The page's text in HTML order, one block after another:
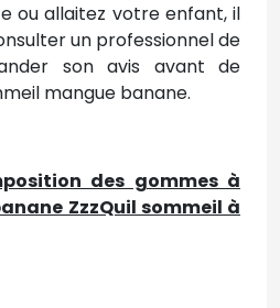
ou allaitez votre enfant, il
un professionnel de
son avis avant de
mangue banane.
des gommes à
ZzzQuil sommeil à